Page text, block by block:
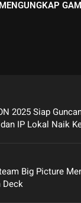
2025 Siap
IP Lokal Naik
Big Picture
Deck